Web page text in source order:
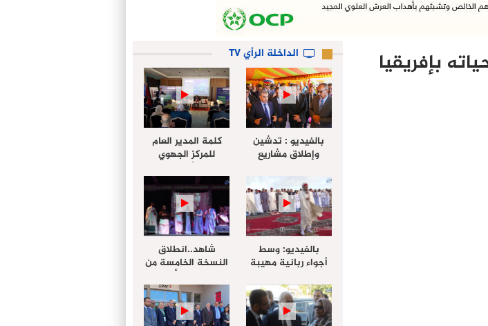
بإفريقيا الداخلة الرأي TV
بالفيديو : تدشين
وإطلاق مشاريع
لعيد العرش
كلمة المدير العام
للمركز الجهوي
للإستثمار خلال
أشغال لإجتماع
التقييمي للجنة
الجهوية الموحد
لإستثمار بجهة
الداخلة…
بالفيديو: وسط
أجواء ربانية مهيبة
علي خليل ” يؤدي
صلاة عيد الفطر مع
جموع المصلين
شاهد..انطلاق
النسخة الخامسة من
مهرجان “الأمداح
النبوية” المنظم من
طرف مجلس جهة
الداخلة وادي الذهب